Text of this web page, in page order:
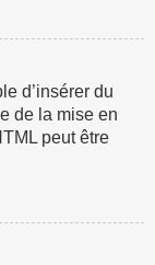
d’insérer du
de la mise en
peut être